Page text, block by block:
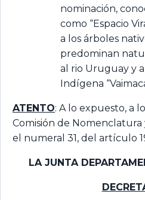
nominación,
como “Espacio
a los árboles
predominan
al rio Uruguay y
Indígena
ATENTO: A lo expuesto, a
Comisión de Nomenclatura
el numeral 31, del artículo
LA JUNTA